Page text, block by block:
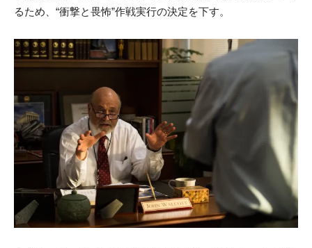
るため、“衝撃と畏怖”作戦実行の決定を下す。